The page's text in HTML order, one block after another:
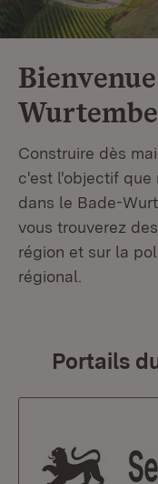
Construire dès
c'est l'objectif que
dans le Bade-
vous trouverez
région et sur la
régional.
Portails